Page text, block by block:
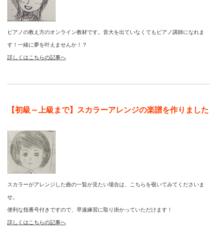
ピアノの教え方のオンライン教材です。音大を出ていなくてもピアノ講師になれま
す！一緒に夢を叶えませんか！？
詳しくはこちらの記事へ
【初級～上級まで】スカラーアレンジの楽譜を作りました
スカラーがアレンジした曲の一覧が見たい場合は、こちらを覗いてみてくださいま
せ。
便利な指番号付きですので、早速練習に取り掛かっていただけます！
詳しくはこちらの記事へ